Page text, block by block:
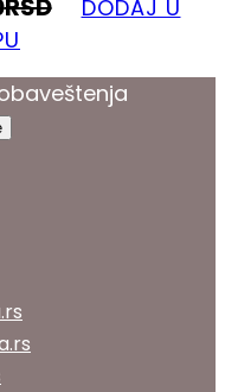
RSD
DODAJ U